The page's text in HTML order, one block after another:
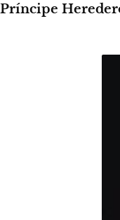
Príncipe